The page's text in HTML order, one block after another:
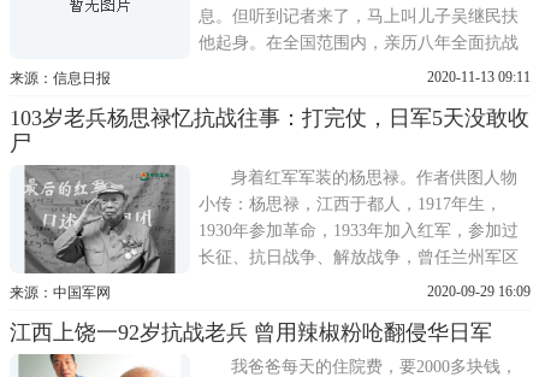
息。但听到记者来了，马上叫儿子吴继民扶
他起身。在全国范围内，亲历八年全面抗战
如今依然健在的老兵只有50余人，而参加过
健在者目前仅有3人，吴春祥就是其中之一。
长沙会战、桂林会战、贵
来源：信息日报 2020-11-13 09:11
103岁老兵杨思禄忆抗战往事：打完仗，日军5天没敢收
尸
身着红军军装的杨思禄。作者供图人物
小传：杨思禄，江西于都人，1917年生，
1930年参加革命，1933年加入红军，参加过
长征、抗日战争、解放战争，曾任兰州军区
空军副司令员、福州军区空军司令员、空军
三级八一勋章、二级独立自由勋章、二级解
放勋章和一级红星功勋荣誉章。纪念抗战胜
来源：中国军网 2020-09-29 16:09
江西上饶一92岁抗战老兵 曾用辣椒粉呛翻侵华日军
我爸爸每天的住院费，要2000多块钱，